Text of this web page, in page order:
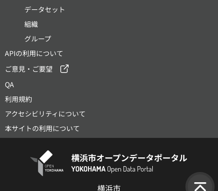
データセット
組織
グループ
APIの利用について
ご意見・ご要望
QA
利用規約
アクセシビリティについて
本サイトの利用について
横浜市